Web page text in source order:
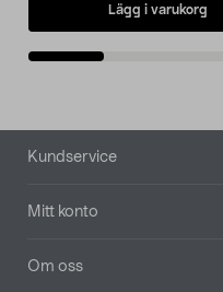
Lägg i varukorg
Sidfot
Kundservice
Mitt konto
Om oss